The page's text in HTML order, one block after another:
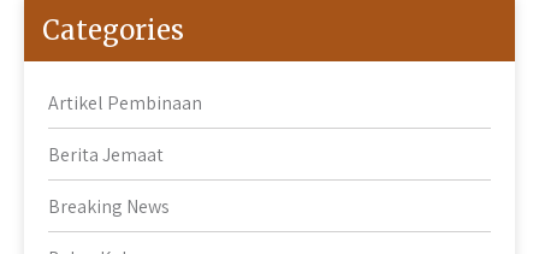
Categories
Artikel Pembinaan
Berita Jemaat
Breaking News